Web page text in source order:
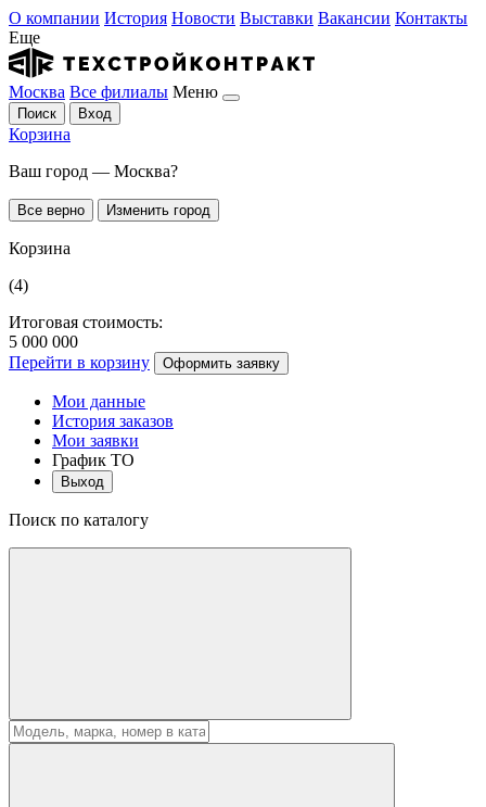
О компании История Новости Выставки Вакансии Контакты
Еще
Москва Все филиалы Меню
Поиск Вход
Корзина
Ваш город — Москва?
Все верно Изменить город
Корзина
(4)
Итоговая стоимость:
5 000 000
Перейти в корзину
Оформить заявку
Мои данные
История заказов
Мои заявки
График ТО
Выход
Поиск по каталогу